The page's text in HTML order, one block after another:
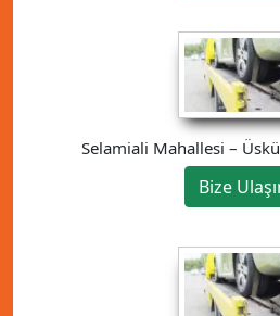
Selamiali Mahallesi –
Bize